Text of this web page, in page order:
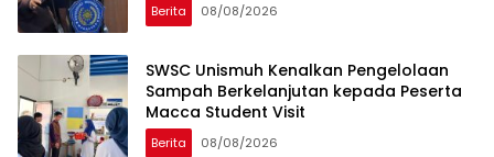
Berita 08/08/2026
SWSC Unismuh Kenalkan Pengelolaan
Sampah Berkelanjutan kepada Peserta
Macca Student Visit
Berita 08/08/2026